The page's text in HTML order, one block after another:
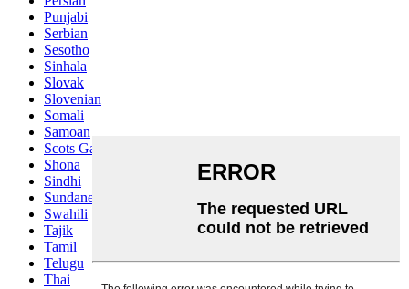
Punjabi
Serbian
Sesotho
Sinhala
Slovak
Slovenian
Somali
Samoan
Scots Gaelic
Shona
Sindhi
Sundanese
Swahili
Tajik
Tamil
Telugu
Thai